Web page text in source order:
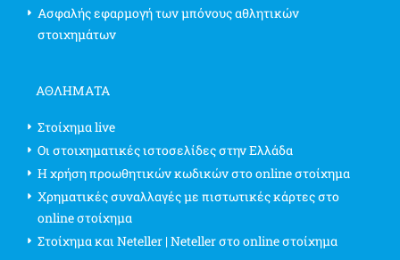
Ασφαλής εφαρμογή των μπόνους αθλητικών
στοιχημάτων
ΑΘΛΗΜΑΤΑ
Στοίχημα live
Οι στοιχηματικές ιστοσελίδες στην Ελλάδα
Η χρήση προωθητικών κωδικών στο online στοίχημα
Χρηματικές συναλλαγές με πιστωτικές κάρτες στο
online στοίχημα
Στοίχημα και Neteller | Neteller στο online στοίχημα